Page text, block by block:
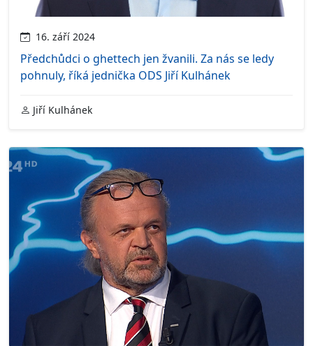
16. září 2024
Předchůdci o ghettech jen žvanili. Za nás se ledy
pohnuly, říká jednička ODS Jiří Kulhánek
Jiří Kulhánek